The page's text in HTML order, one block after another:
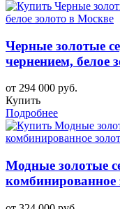
Черные золотые
чернением, белое
от 294 000 руб.
Купить
Подробнее
Модные золотые
комбинированное